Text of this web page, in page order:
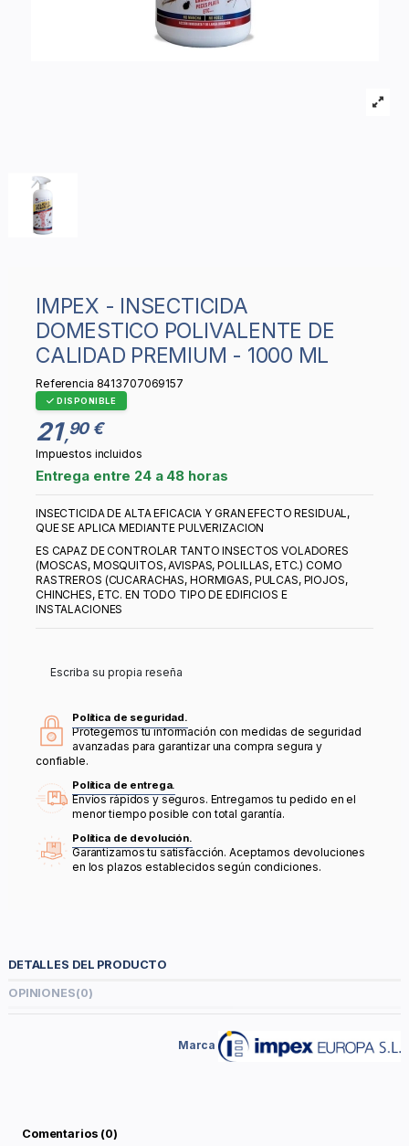
IMPEX - INSECTICIDA
DOMESTICO POLIVALENTE DE
CALIDAD PREMIUM - 1000 ML
Referencia 8413707069157
DISPONIBLE
21,90 €
Impuestos incluidos
Entrega entre 24 a 48 horas
INSECTICIDA DE ALTA EFICACIA Y GRAN EFECTO RESIDUAL,
QUE SE APLICA MEDIANTE PULVERIZACION
ES CAPAZ DE CONTROLAR TANTO INSECTOS VOLADORES
(MOSCAS, MOSQUITOS, AVISPAS, POLILLAS, ETC.) COMO
RASTREROS (CUCARACHAS, HORMIGAS, PULCAS, PIOJOS,
CHINCHES, ETC. EN TODO TIPO DE EDIFICIOS E
INSTALACIONES
Escriba su propia reseña
Política de seguridad.
Protegemos tu información con medidas de seguridad
avanzadas para garantizar una compra segura y
confiable.
Política de entrega.
Envíos rápidos y seguros. Entregamos tu pedido en el
menor tiempo posible con total garantía.
Política de devolución.
Garantizamos tu satisfacción. Aceptamos devoluciones
en los plazos establecidos según condiciones.
DETALLES DEL PRODUCTO
OPINIONES(0)
Marca
Comentarios (0)